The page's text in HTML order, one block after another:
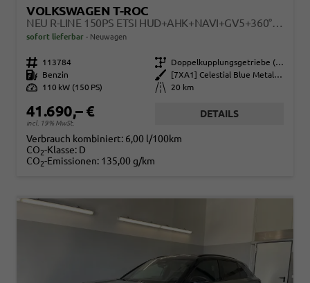
VOLKSWAGEN T-ROC
NEU R-LINE 150PS ETSI HUD+AHK+NAVI+GV5+360°+IQ.LIGHT+PARKLENK+EHECK+BLACKSTYLE
sofort lieferbar Neuwagen
Fahrzeugnr. 113784 Getriebe
Doppelkupplungsgetriebe (DSG)
Kraftstoff
Benzin Außenfarbe
[7XA1] Celestial Blue Metallic / Dach Schwarz
Leistung
110 kW (150 PS) Kilometerstand 20 km
41.690,– €
incl. 19% MwSt.
DETAILS
Verbrauch kombiniert: 6,00 l/100km
CO2-Klasse: D
CO2-Emissionen: 135,00 g/km